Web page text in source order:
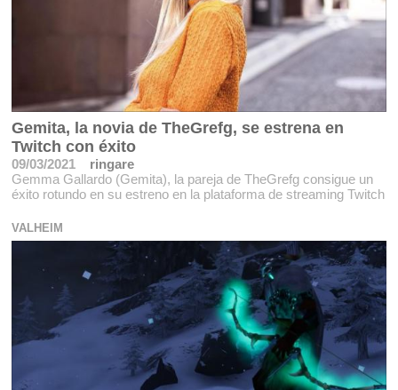
Gemita, la novia de TheGrefg, se estrena en
Twitch con éxito
09/03/2021
ringare
Gemma Gallardo (Gemita), la pareja de TheGrefg consigue un
éxito rotundo en su estreno en la plataforma de streaming Twitch
VALHEIM